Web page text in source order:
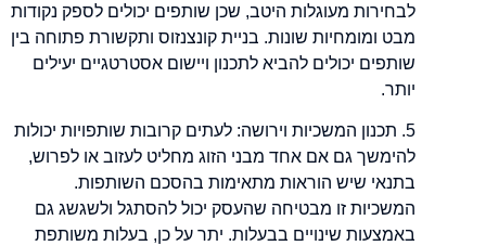
לבחירות מעוגלות היטב, שכן שותפים יכולים לספק נקודות
מבט ומומחיות שונות. בניית קונצנזוס ותקשורת פתוחה בין
שותפים יכולים להביא לתכנון ויישום אסטרטגיים יעילים
יותר.
5. תכנון המשכיות וירושה: לעתים קרובות שותפויות יכולות
להימשך גם אם אחד מבני הזוג מחליט לעזוב או לפרוש,
בתנאי שיש הוראות מתאימות בהסכם השותפות.
המשכיות זו מבטיחה שהעסק יכול להסתגל ולשגשג גם
באמצעות שינויים בבעלות. יתר על כן, בעלות משותפת